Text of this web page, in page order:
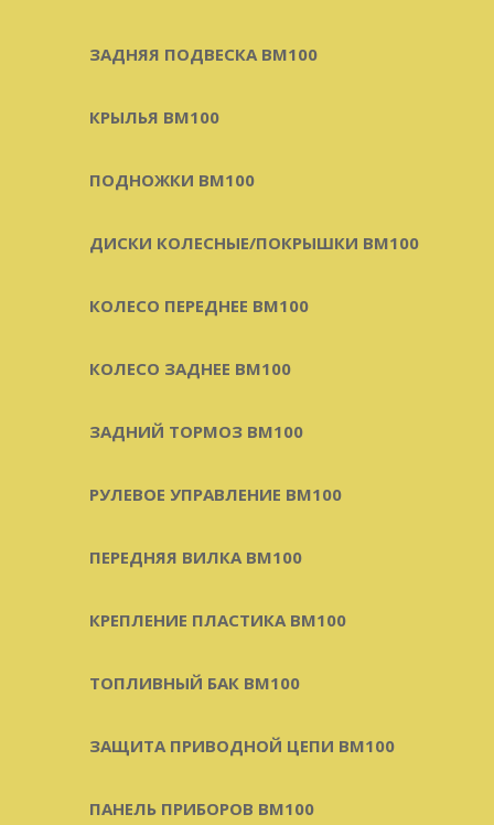
ЗАДНЯЯ ПОДВЕСКА BM100
КРЫЛЬЯ BM100
ПОДНОЖКИ BM100
ДИСКИ КОЛЕСНЫЕ/ПОКРЫШКИ BM100
КОЛЕСО ПЕРЕДНЕЕ BM100
КОЛЕСО ЗАДНЕЕ BM100
ЗАДНИЙ ТОРМОЗ BM100
РУЛЕВОЕ УПРАВЛЕНИЕ BM100
ПЕРЕДНЯЯ ВИЛКА BM100
КРЕПЛЕНИЕ ПЛАСТИКА BM100
ТОПЛИВНЫЙ БАК BM100
ЗАЩИТА ПРИВОДНОЙ ЦЕПИ BM100
ПАНЕЛЬ ПРИБОРОВ BM100